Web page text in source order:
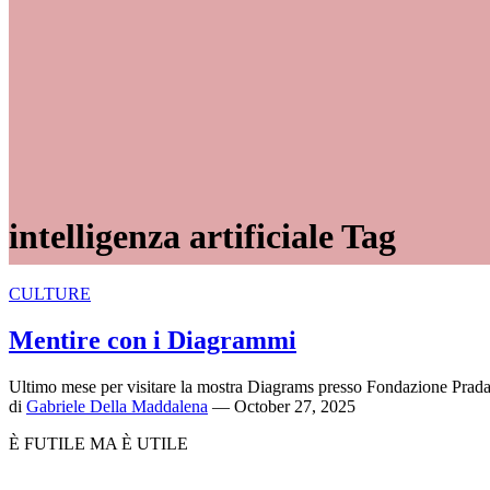
intelligenza artificiale Tag
CULTURE
Mentire con i Diagrammi
Ultimo mese per visitare la mostra Diagrams presso Fondazione
di Gabriele Della Maddalena — October 27, 2025
È FUTILE MA È UTILE